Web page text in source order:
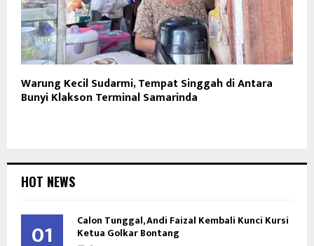
Warung Kecil Sudarmi, Tempat Singgah di Antara
Bunyi Klakson Terminal Samarinda
HOT NEWS
01 Calon Tunggal, Andi Faizal Kembali Kunci Kursi
Ketua Golkar Bontang